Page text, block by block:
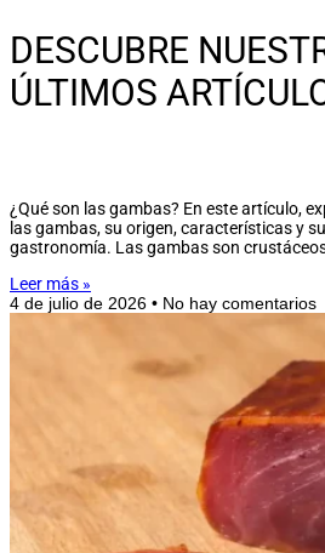
DESCUBRE
ÚLTIMOS
¿Qué son las gambas? En este artículo,
las gambas, su origen, características y
gastronomía. Las gambas son
Leer más »
4 de julio de 2026
No hay comentarios